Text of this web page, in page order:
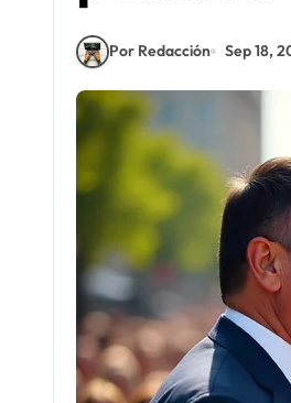
Por Redacción Sep 18,